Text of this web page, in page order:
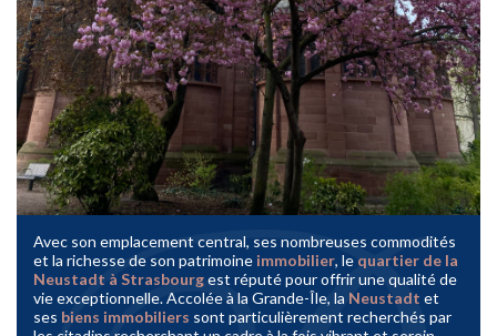
Avec son emplacement central, ses nombreuses commodités
et la richesse de son patrimoine immobilier, le quartier de la
Neustadt à Strasbourgest réputé pour offrir une qualité de
vie exceptionnelle. Accolée à la Grande-Île, la Neustadt et
ses biens immobiliers sont particulièrement recherchés par